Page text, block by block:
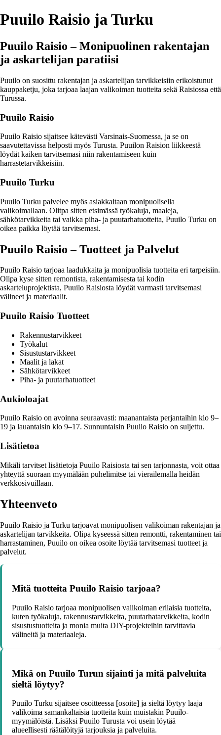
Puuilo Raisio ja Turku
Puuilo Raisio – Monipuolinen rakentajan
ja askartelijan paratiisi
Puuilo on suosittu rakentajan ja askartelijan tarvikkeisiin erikoistunut
kauppaketju, joka tarjoaa laajan valikoiman tuotteita sekä Raisiossa että
Turussa.
Puuilo Raisio
Puuilo Raisio sijaitsee kätevästi Varsinais-Suomessa, ja se on
saavutettavissa helposti myös Turusta. Puuilon Raision liikkeestä
löydät kaiken tarvitsemasi niin rakentamiseen kuin
harrastetarvikkeisiin.
Puuilo Turku
Puuilo Turku palvelee myös asiakkaitaan monipuolisella
valikoimallaan. Olitpa sitten etsimässä työkaluja, maaleja,
sähkötarvikkeita tai vaikka piha- ja puutarhatuotteita, Puuilo Turku on
oikea paikka löytää tarvitsemasi.
Puuilo Raisio – Tuotteet ja Palvelut
Puuilo Raisio tarjoaa laadukkaita ja monipuolisia tuotteita eri tarpeisiin.
Olipa kyse sitten remontista, rakentamisesta tai kodin
askarteluprojektista, Puuilo Raisiosta löydät varmasti tarvitsemasi
välineet ja materiaalit.
Puuilo Raisio Tuotteet
Rakennustarvikkeet
Työkalut
Sisustustarvikkeet
Maalit ja lakat
Sähkötarvikkeet
Piha- ja puutarhatuotteet
Aukioloajat
Puuilo Raisio on avoinna seuraavasti: maanantaista perjantaihin klo 9–
19 ja lauantaisin klo 9–17. Sunnuntaisin Puuilo Raisio on suljettu.
Lisätietoa
Mikäli tarvitset lisätietoja Puuilo Raisiosta tai sen tarjonnasta, voit ottaa
yhteyttä suoraan myymälään puhelimitse tai vierailemalla heidän
verkkosivuillaan.
Yhteenveto
Puuilo Raisio ja Turku tarjoavat monipuolisen valikoiman rakentajan ja
askartelijan tarvikkeita. Olipa kyseessä sitten remontti, rakentaminen tai
harrastaminen, Puuilo on oikea osoite löytää tarvitsemasi tuotteet ja
palvelut.
Mitä tuotteita Puuilo Raisio tarjoaa?
Puuilo Raisio tarjoaa monipuolisen valikoiman erilaisia tuotteita,
kuten työkaluja, rakennustarvikkeita, puutarhatarvikkeita, kodin
sisustustuotteita ja monia muita DIY-projekteihin tarvittavia
välineitä ja materiaaleja.
Mikä on Puuilo Turun sijainti ja mitä palveluita
sieltä löytyy?
Puuilo Turku sijaitsee osoitteessa [osoite] ja sieltä löytyy laaja
valikoima samankaltaisia tuotteita kuin muistakin Puuilo-
myymälöistä. Lisäksi Puuilo Turusta voi usein löytää
alueellisesti räätälöityjä tarjouksia ja palveluita.